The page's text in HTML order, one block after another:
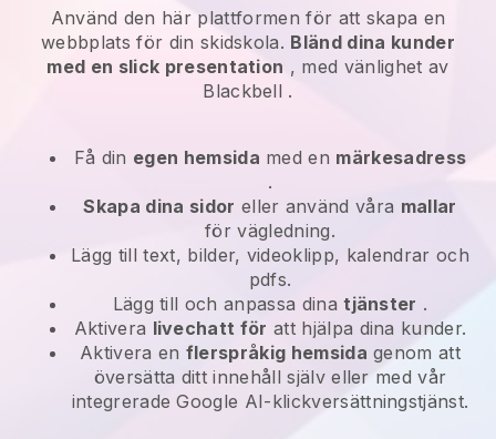
Använd den här plattformen för att skapa en
webbplats för din skidskola. Bländ dina kunder
med en slick presentation , med vänlighet av
Blackbell .
Få din egen hemsida med en märkesadress
.
Skapa dina sidor eller använd våra mallar
för vägledning.
Lägg till text, bilder, videoklipp, kalendrar och
pdfs.
Lägg till och anpassa dinatjänster .
Aktivera livechatt för att hjälpa dina kunder.
Aktivera en flerspråkig hemsida genom att
översätta ditt innehåll själv eller med vår
integrerade Google AI-klickversättningstjänst.